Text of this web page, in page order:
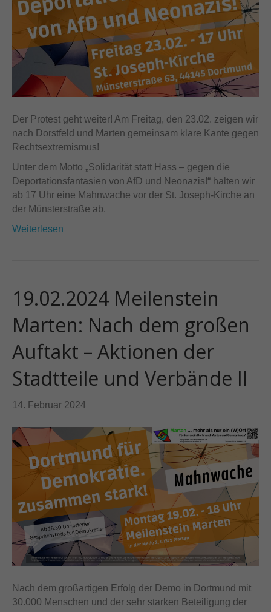
Der Protest geht weiter! Am Freitag, den 23.02. zeigen wir
nach Dorstfeld und Marten gemeinsam klare Kante gegen
Rechtsextremismus!
Unter dem Motto „Solidarität statt Hass – gegen die
Deportationsfantasien von AfD und Neonazis!“ halten wir
ab 17 Uhr eine Mahnwache vor der St. Joseph-Kirche an
der Münsterstraße ab.
Weiterlesen
19.02.2024 Meilenstein
Marten: Nach dem großen
Auftakt – Aktionen der
Stadtteile und Verbände II
14. Februar 2024
Nach dem großartigen Erfolg der Demo in Dortmund mit
30.000 Menschen und der sehr starken Beteiligung der